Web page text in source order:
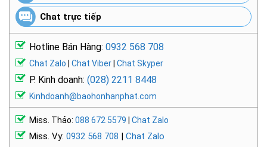
Chat trực tiếp
Hotline Bán Hàng: 0932 568 708
Chat Zalo Chat Viber Chat Skyper
P. Kinh doanh: (028) 2211 8448
Kinhdoanh@baohonhanphat.com
Miss. Thảo: 088 672 5579 Chat Zalo
Miss. Vy: 0932 568 708 | Chat Zalo